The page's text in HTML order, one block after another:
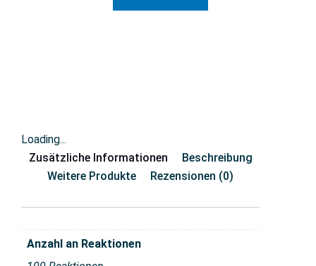
Loading...
Zusätzliche Informationen
Beschreibung
Weitere Produkte
Rezensionen (0)
Anzahl an Reaktionen